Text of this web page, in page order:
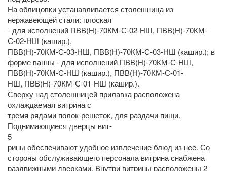
На облицовки устанавливается столешница из
нержавеющей стали: плоская
- для исполнений ПВВ(Н)-70КМ-С-02-НШ, ПВВ(Н)-70КМ-
С-02-НШ (кашир.),
ПВВ(Н)-70КМ-С-03-НШ, ПВВ(Н)-70КМ-С-03-НШ (кашир.); в
форме ванны - для исполнений ПВВ(Н)-70КМ-С-НШ,
ПВВ(Н)-70КМ-С-НШ (кашир.), ПВВ(Н)-70КМ-С-01-
НШ, ПВВ(Н)-70КМ-С-01-НШ (кашир.).
Сверху над столешницей прилавка расположена
охлаждаемая витрина с
тремя рядами полок-решеток, для раздачи пищи.
Поднимающиеся дверцы вит-
5
рины обеспечивают удобное извлечение блюд из нее. Со
стороны обслуживающего персонала витрина снабжена
раздвижными дверками. Внутри витрины расположены 2